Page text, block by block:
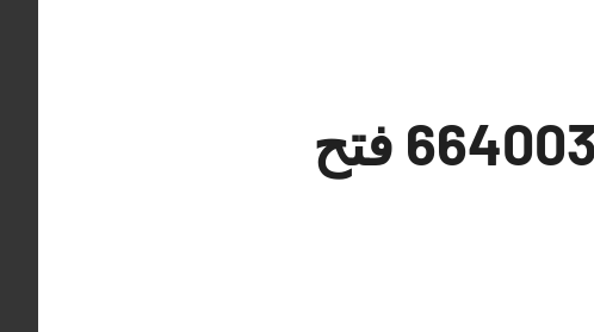
نجار فتح أقفال جليب الشيوخ 66400322 فتح